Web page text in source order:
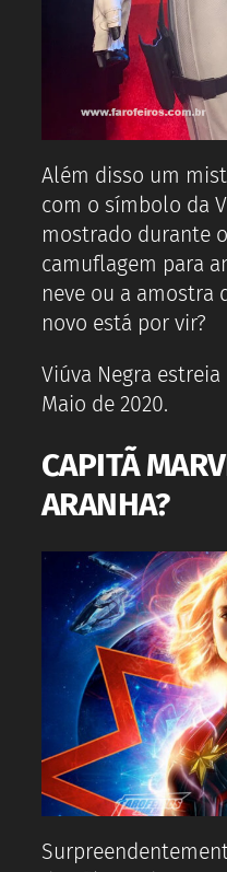
Além disso um
com o símbolo da
mostrado durante
camuflagem para
neve ou a amostra
novo está por vir?
Viúva Negra
Maio de 2020.
CAPITÃ
ARANHA?